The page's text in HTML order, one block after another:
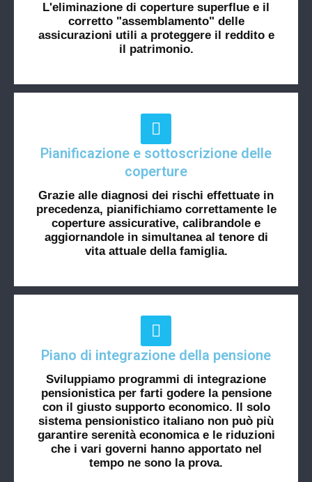
L'eliminazione di coperture superflue e il
corretto "assemblamento" delle
assicurazioni utili a proteggere il reddito e
il patrimonio.
Pianificazione e sottoscrizione delle
coperture
Grazie alle diagnosi dei rischi effettuate in
precedenza, pianifichiamo correttamente le
coperture assicurative, calibrandole e
aggiornandole in simultanea al tenore di
vita attuale della famiglia.
Piano di integrazione della pensione
Sviluppiamo programmi di integrazione
pensionistica per farti godere la pensione
con il giusto supporto economico. Il solo
sistema pensionistico italiano non può più
garantire serenità economica e le riduzioni
che i vari governi hanno apportato nel
tempo ne sono la prova.